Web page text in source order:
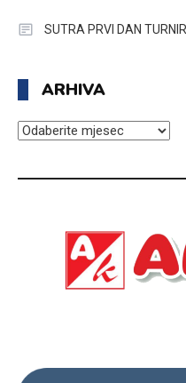
SUTRA PRVI DAN
ARHIVA
ARHIVA